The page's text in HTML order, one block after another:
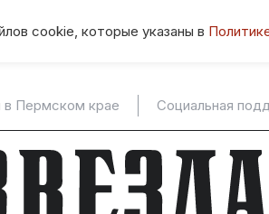
cookie, которые указаны в
Пермском крае Социальная